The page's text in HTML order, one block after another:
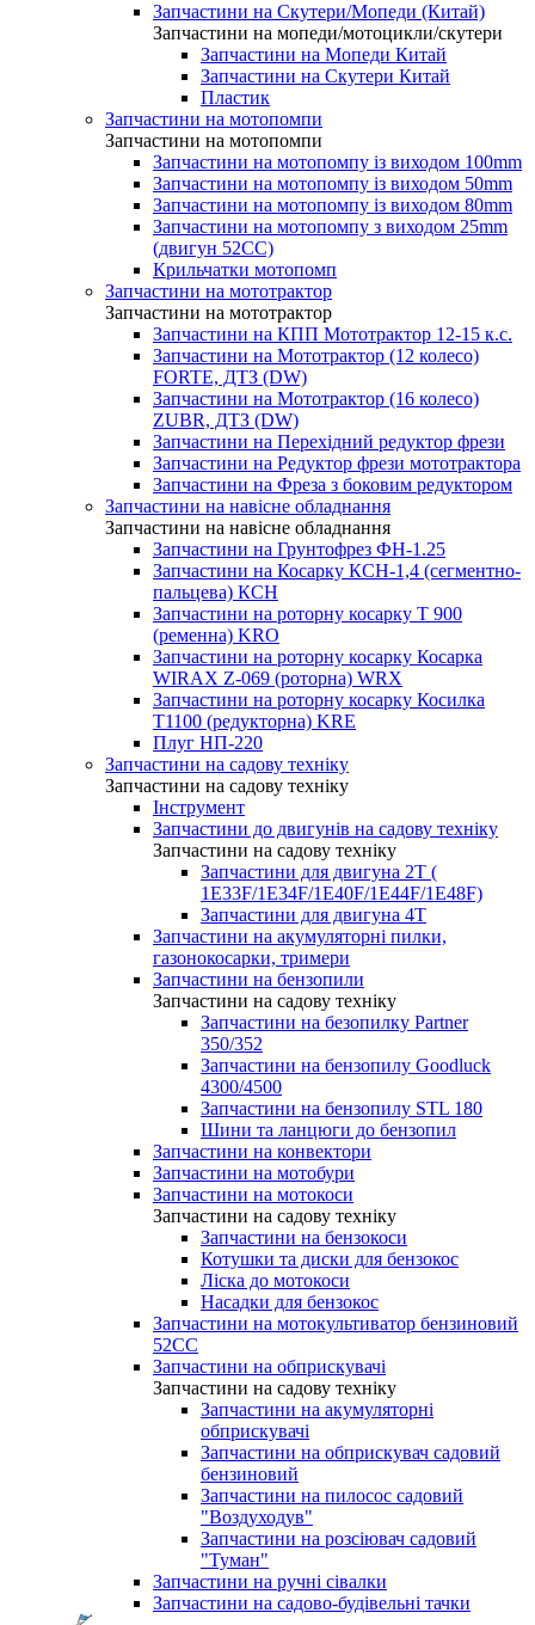
Запчастини на Скутери/Мопеди (Китай)
Запчастини на мопеди/мотоцикли/скутери
Запчастини на Мопеди Китай
Запчастини на Скутери Китай
Пластик
Запчастини на мотопомпи
Запчастини на мотопомпи
Запчастини на мотопомпу із виходом 100mm
Запчастини на мотопомпу із виходом 50mm
Запчастини на мотопомпу із виходом 80mm
Запчастини на мотопомпу з виходом 25mm
(двигун 52CC)
Крильчатки мотопомп
Запчастини на мототрактор
Запчастини на мототрактор
Запчастини на КПП Мототрактор 12-15 к.с.
Запчастини на Мототрактор (12 колесо)
FORTE, ДТЗ (DW)
Запчастини на Мототрактор (16 колесо)
ZUBR, ДТЗ (DW)
Запчастини на Перехідний редуктор фрези
Запчастини на Редуктор фрези мототрактора
Запчастини на Фреза з боковим редуктором
Запчастини на навісне обладнання
Запчастини на навісне обладнання
Запчастини на Грунтофрез ФН-1.25
Запчастини на Косарку КСН-1,4 (сегментно-
пальцева) КСН
Запчастини на роторну косарку T 900
(ременна) KRO
Запчастини на роторну косарку Косарка
WIRAX Z-069 (роторна) WRX
Запчастини на роторну косарку Косилка
T1100 (редукторна) KRE
Плуг НП-220
Запчастини на садову техніку
Запчастини на садову техніку
Інструмент
Запчастини до двигунів на садову техніку
Запчастини на садову техніку
Запчастини для двигуна 2Т (
1Е33F/1E34F/1Е40F/1E44F/1Е48F)
Запчастини для двигуна 4Т
Запчастини на акумуляторні пилки,
газонокосарки, тримери
Запчастини на бензопили
Запчастини на садову техніку
Запчастини на безопилку Partner
350/352
Запчастини на бензопилу Goodluck
4300/4500
Запчастини на бензопилу STL 180
Шини та ланцюги до бензопил
Запчастини на конвектори
Запчастини на мотобури
Запчастини на мотокоси
Запчастини на садову техніку
Запчастини на бензокоси
Котушки та диски для бензокос
Ліска до мотокоси
Насадки для бензокос
Запчастини на мотокультиватор бензиновий
52СС
Запчастини на обприскувачі
Запчастини на садову техніку
Запчастини на акумуляторні
обприскувачі
Запчастини на обприскувач садовий
бензиновий
Запчастини на пилосос садовий
"Воздуходув"
Запчастини на розсіювач садовий
"Туман"
Запчастини на ручні сівалки
Запчастини на садово-будівельні тачки